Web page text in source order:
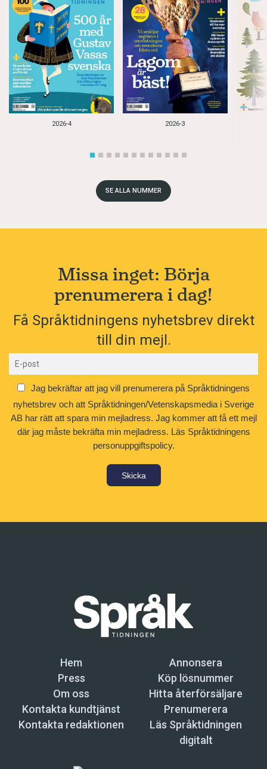
2026-4 2026-3
SE ALLA NUMMER
Missa inget: Börja
prenumerera i dag!
Få Språktidningens nyhetsbrev direkt
till din mejl.
Jag bekräftar att jag vill prenumerera på Språktidningens
nyhetsbrev och att Språktidningen/Vetenskapsmedia i Sverige
AB har rätt att spara min mejladress. Jag kommer att få ett mejl
där jag måste bekräfta min mejladress. Läs Språktidningens
personuppgiftspolicy.
Skicka
Hem
Annonsera
Press
Köp lösnummer
Om oss
Hitta återförsäljare
Kontakta kundtjänst
Prenumerera
Kontakta redaktionen
Läs Språktidningen
digitalt